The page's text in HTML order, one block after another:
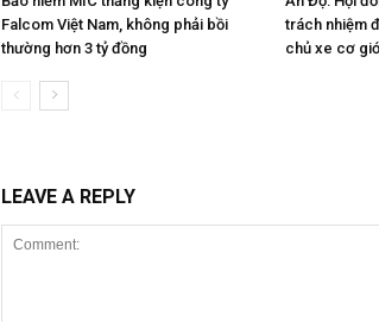
Falcom Việt Nam, không phải bồi
thường hơn 3 tỷ đồng
trách nhiệm
chủ xe cơ
LEAVE A REPLY